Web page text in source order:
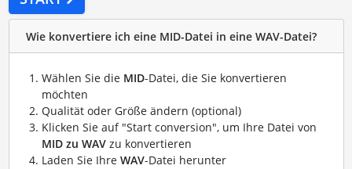
Wie konvertiere ich eine MID-Datei in eine WAV-Datei?
Wählen Sie die MID-Datei, die Sie konvertieren
möchten
Qualität oder Größe ändern (optional)
Klicken Sie auf "Start conversion", um Ihre Datei von
MID zu WAVzu konvertieren
Laden Sie Ihre WAV-Datei herunter